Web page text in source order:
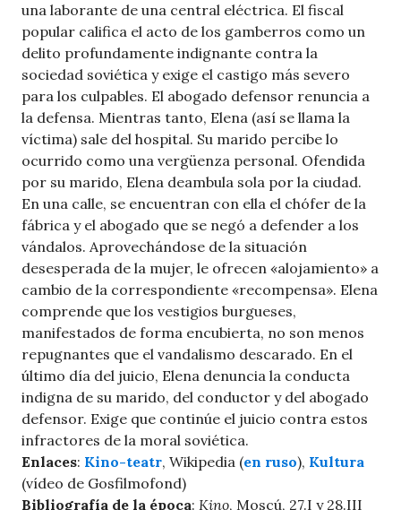
una laborante de una central eléctrica. El fiscal
popular califica el acto de los gamberros como un
delito profundamente indignante contra la
sociedad soviética y exige el castigo más severo
para los culpables. El abogado defensor renuncia a
la defensa. Mientras tanto, Elena (así se llama la
víctima) sale del hospital. Su marido percibe lo
ocurrido como una vergüenza personal. Ofendida
por su marido, Elena deambula sola por la ciudad.
En una calle, se encuentran con ella el chófer de la
fábrica y el abogado que se negó a defender a los
vándalos. Aprovechándose de la situación
desesperada de la mujer, le ofrecen «alojamiento» a
cambio de la correspondiente «recompensa». Elena
comprende que los vestigios burgueses,
manifestados de forma encubierta, no son menos
repugnantes que el vandalismo descarado. En el
último día del juicio, Elena denuncia la conducta
indigna de su marido, del conductor y del abogado
defensor. Exige que continúe el juicio contra estos
infractores de la moral soviética.
Enlaces: Kino-teatr, Wikipedia (en ruso), Kultura
(vídeo de Gosfilmofond)
Bibliografía de la época: Kino, Moscú, 27.I y 28.III